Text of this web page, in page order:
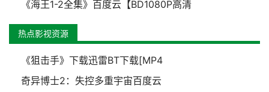
《海王1-2全集》百度云【BD1080P高清
热点影视资源
《狙击手》下载迅雷BT下载[MP4
奇异博士2：失控多重宇宙百度云